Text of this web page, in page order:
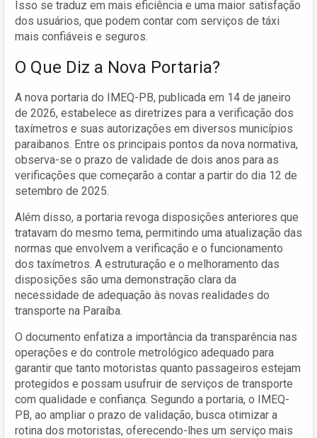
Isso se traduz em mais eficiência e uma maior satisfação
dos usuários, que podem contar com serviços de táxi
mais confiáveis e seguros.
O Que Diz a Nova Portaria?
A nova portaria do IMEQ-PB, publicada em 14 de janeiro
de 2026, estabelece as diretrizes para a verificação dos
taxímetros e suas autorizações em diversos municípios
paraibanos. Entre os principais pontos da nova normativa,
observa-se o prazo de validade de dois anos para as
verificações que começarão a contar a partir do dia 12 de
setembro de 2025.
Além disso, a portaria revoga disposições anteriores que
tratavam do mesmo tema, permitindo uma atualização das
normas que envolvem a verificação e o funcionamento
dos taxímetros. A estruturação e o melhoramento das
disposições são uma demonstração clara da
necessidade de adequação às novas realidades do
transporte na Paraíba.
O documento enfatiza a importância da transparência nas
operações e do controle metrológico adequado para
garantir que tanto motoristas quanto passageiros estejam
protegidos e possam usufruir de serviços de transporte
com qualidade e confiança. Segundo a portaria, o IMEQ-
PB, ao ampliar o prazo de validação, busca otimizar a
rotina dos motoristas, oferecendo-lhes um serviço mais